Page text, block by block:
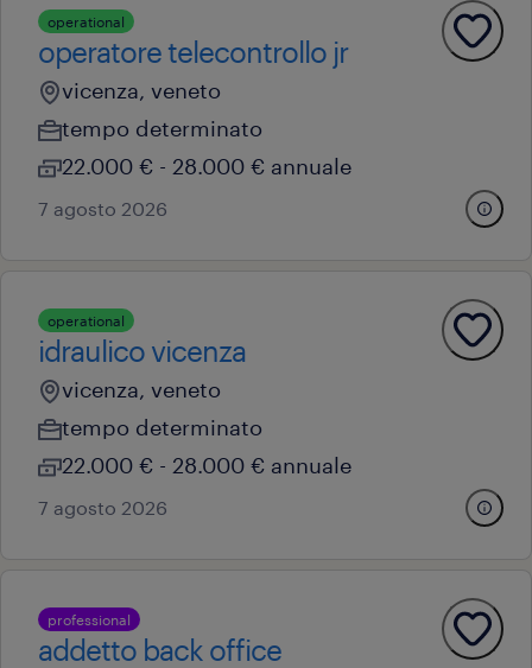
operational
operatore telecontrollo jr
vicenza, veneto
tempo determinato
22.000 € - 28.000 € annuale
7 agosto 2026
operational
idraulico vicenza
vicenza, veneto
tempo determinato
22.000 € - 28.000 € annuale
7 agosto 2026
professional
addetto back office